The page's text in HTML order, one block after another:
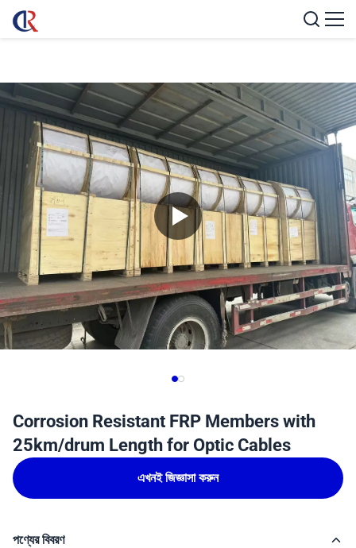
Corrosion Resistant FRP Members with
25km/drum Length for Optic Cables
এখনই জিজ্ঞাসা করুন
পণ্যের বিবরণ